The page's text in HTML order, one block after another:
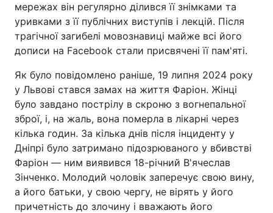
мережах він регулярно ділився її знімками та
уривками з її публічних виступів і лекцій. Після
трагічної загибелі мовознавиці майже всі його
дописи на Facebook стали присвячені її пам'яті.
Як було повідомлено раніше, 19 липня 2024 року
у Львові стався замах на життя Фаріон. Жінці
було завдано пострілу в скроню з вогнепальної
зброї, і, на жаль, вона померла в лікарні через
кілька годин. За кілька днів після інциденту у
Дніпрі було затримано підозрюваного у вбивстві
Фаріон — ним виявився 18-річний В'ячеслав
Зінченко. Молодий чоловік заперечує свою вину,
а його батьки, у свою чергу, не вірять у його
причетність до злочину і вважають його